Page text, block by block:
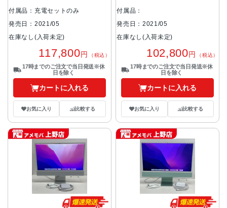
付属品：充電セットのみ
発売日：2021/05
在庫なし(入荷未定)
117,800円 （税込）
17時までのご注文で当日発送※休
日を除く
カートに入れる
お気に入り 比較する
付属品：
発売日：2021/05
在庫なし(入荷未定)
102,800円 （税込）
17時までのご注文で当日発送※休
日を除く
カートに入れる
お気に入り 比較する